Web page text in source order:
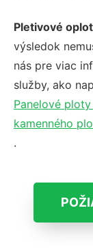
Pletivové
výsledok
nás pre viac
služby, ako
Panelové
kamenného
.